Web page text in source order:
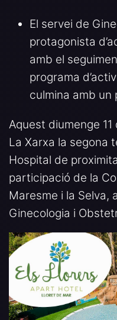
El servei de
protagonista
amb el
programa
culmina amb un
Aquest diumenge
La Xarxa la segona
Hospital de
participació de la
Maresme i la Selva,
Ginecologia i